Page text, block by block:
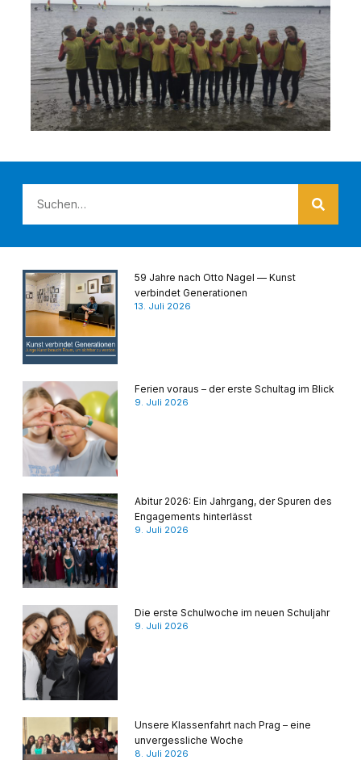
59 Jahre nach Otto Nagel — Kunst
verbindet Generationen
13. Juli 2026
Ferien voraus – der erste Schultag im Blick
9. Juli 2026
Abitur 2026: Ein Jahrgang, der Spuren des
Engagements hinterlässt
9. Juli 2026
Die erste Schulwoche im neuen Schuljahr
9. Juli 2026
Unsere Klassenfahrt nach Prag – eine
unvergessliche Woche
8. Juli 2026